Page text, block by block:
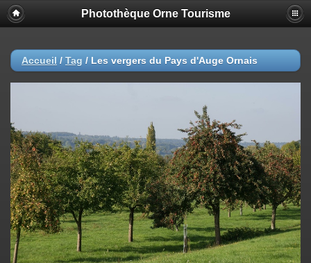
Photothèque Orne Tourisme
Accueil / Tag / Les vergers du Pays d'Auge Ornais